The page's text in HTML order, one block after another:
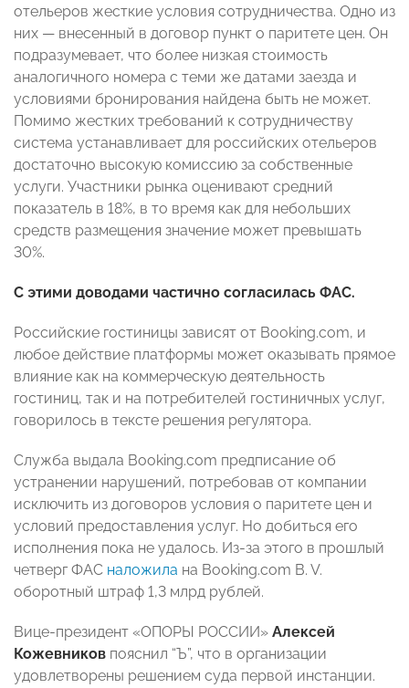
отельеров жесткие условия сотрудничества. Одно из
них — внесенный в договор пункт о паритете цен. Он
подразумевает, что более низкая стоимость
аналогичного номера с теми же датами заезда и
условиями бронирования найдена быть не может.
Помимо жестких требований к сотрудничеству
система устанавливает для российских отельеров
достаточно высокую комиссию за собственные
услуги. Участники рынка оценивают средний
показатель в 18%, в то время как для небольших
средств размещения значение может превышать
30%.
С этими доводами частично согласилась ФАС.
Российские гостиницы зависят от Booking.com, и
любое действие платформы может оказывать прямое
влияние как на коммерческую деятельность
гостиниц, так и на потребителей гостиничных услуг,
говорилось в тексте решения регулятора.
Служба выдала Booking.com предписание об
устранении нарушений, потребовав от компании
исключить из договоров условия о паритете цен и
условий предоставления услуг. Но добиться его
исполнения пока не удалось. Из-за этого в прошлый
четверг ФАС наложила на Booking.com B. V.
оборотный штраф 1,3 млрд рублей.
Вице-президент «ОПОРЫ РОССИИ» Алексей
Кожевников пояснил “Ъ”, что в организации
удовлетворены решением суда первой инстанции.